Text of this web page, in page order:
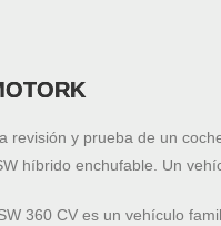
revisión y prueba de un
híbrido enchufable. Un
360 CV es un vehículo